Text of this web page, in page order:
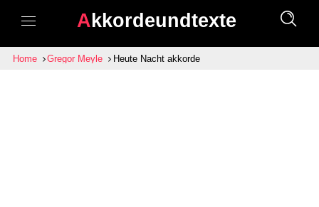
Akkordeundtexte
Home Gregor Meyle Heute Nacht akkorde